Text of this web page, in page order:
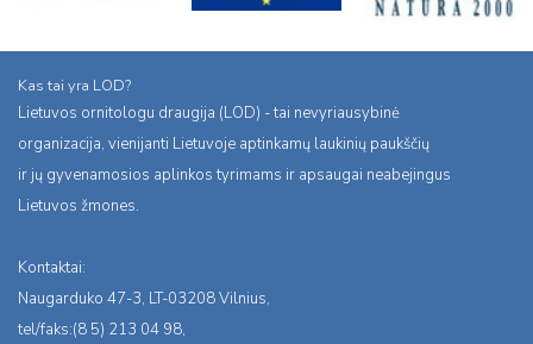
Kas tai yra LOD?
Lietuvos ornitologu draugija (LOD) - tai nevyriausybinė
organizacija, vienijanti Lietuvoje aptinkamų laukinių paukščių
ir jų gyvenamosios aplinkos tyrimams ir apsaugai neabejingus
Lietuvos žmones.
Kontaktai:
Naugarduko 47-3, LT-03208 Vilnius,
tel/faks:(8 5) 213 04 98,